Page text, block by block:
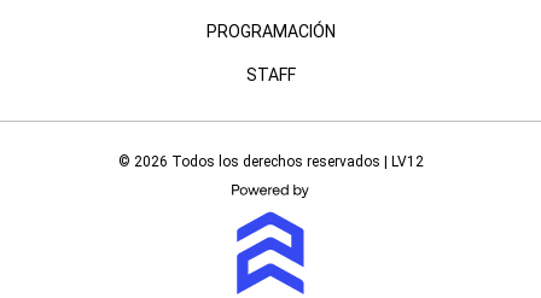
PROGRAMACIÓN
STAFF
© 2026 Todos los derechos reservados | LV12